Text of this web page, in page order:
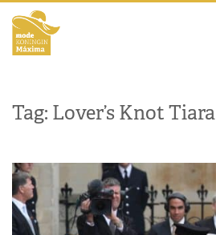
Tag: Lover’s Knot Tiara